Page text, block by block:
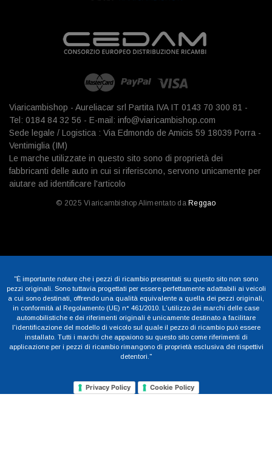
Viaricambishop - Aureliacar srl Partita IVA IT 0143 70 300 81 -
Tel: 0184 84 32 56 - E-mail: info@viaricambishop.com
Sede legale / Logistica : Via Edmondo de Amicis 59 18039 Porra -
Ventimiglia (IM)
Le marche utilizzate in questo sito sono di proprietà dei
fabbricanti delle auto in cui si riferiscono, servono unicamente per
aiutare ad identificare l'articolo
© 2025 Viaricambishop Alimentato da Reggao
"È importante notare che i pezzi di ricambio presentati su questo sito non sono
pezzi originali. Sono tuttavia progettati per essere perfettamente adattabili ai veicoli
a cui sono destinati, offrendo una qualità equivalente a quella dei pezzi originali,
in conformità al Regolamento (UE) n° 461/2010. L'utilizzo dei marchi delle case
automobilistiche e dei riferimenti originali è unicamente destinato a facilitare
l'identificazione del modello di veicolo sul quale il pezzo di ricambio può essere
installato. Tutti i marchi che appaiono su questo sito come riferimenti di
applicazione per i pezzi di ricambio rimangono di proprietà esclusiva dei rispettivi
detentori."
Privacy Policy Cookie Policy